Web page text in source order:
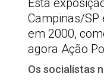
Esta
Campinas/
em 2000,
agora Ação
Os socialistas